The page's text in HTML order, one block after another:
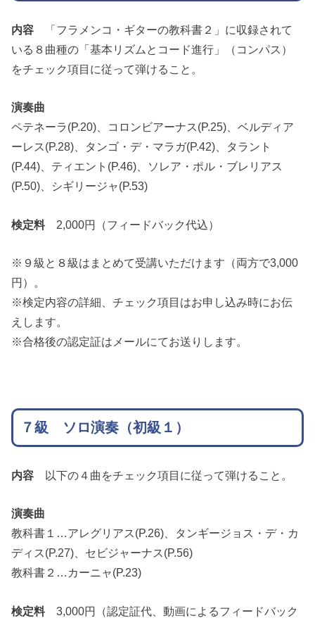
内容 「フラメンコ・ギターの教科書２」に収録されて
いる８曲種の「基本リズムとコード進行」（コンパス）
をチェック項目に従って弾けること。
演奏曲
ペテネーラ(P.20)、コロンビアーナス(P.25)、ベルディア
ーレス(P.28)、タンゴ・デ・マラガ(P.42)、タラント
(P.44)、ティエント(P.46)、ソレア・ポル・ブレリアス
(P.50)、シギリージャ(P.53)
検定料 2,000円（フィードバック代込）
※９級と８級はまとめて受講いただけます（両方で3,000
円）。
※検定内容の詳細、チェック項目はお申し込み時にお伝
えします。
※合格後の認定証はメールにてお送りします。
７級 ソロ演奏（初級１）
内容 以下の４曲をチェック項目に従って弾けること。
演奏曲
教科書１…アレグリアス(P.26)、タンギージョス・デ・カ
ディス(P.27)、セビジャーナス(P.56)
教科書２…カーニャ(P.23)
検定料3,000円（認定証代、動画によるフィードバック